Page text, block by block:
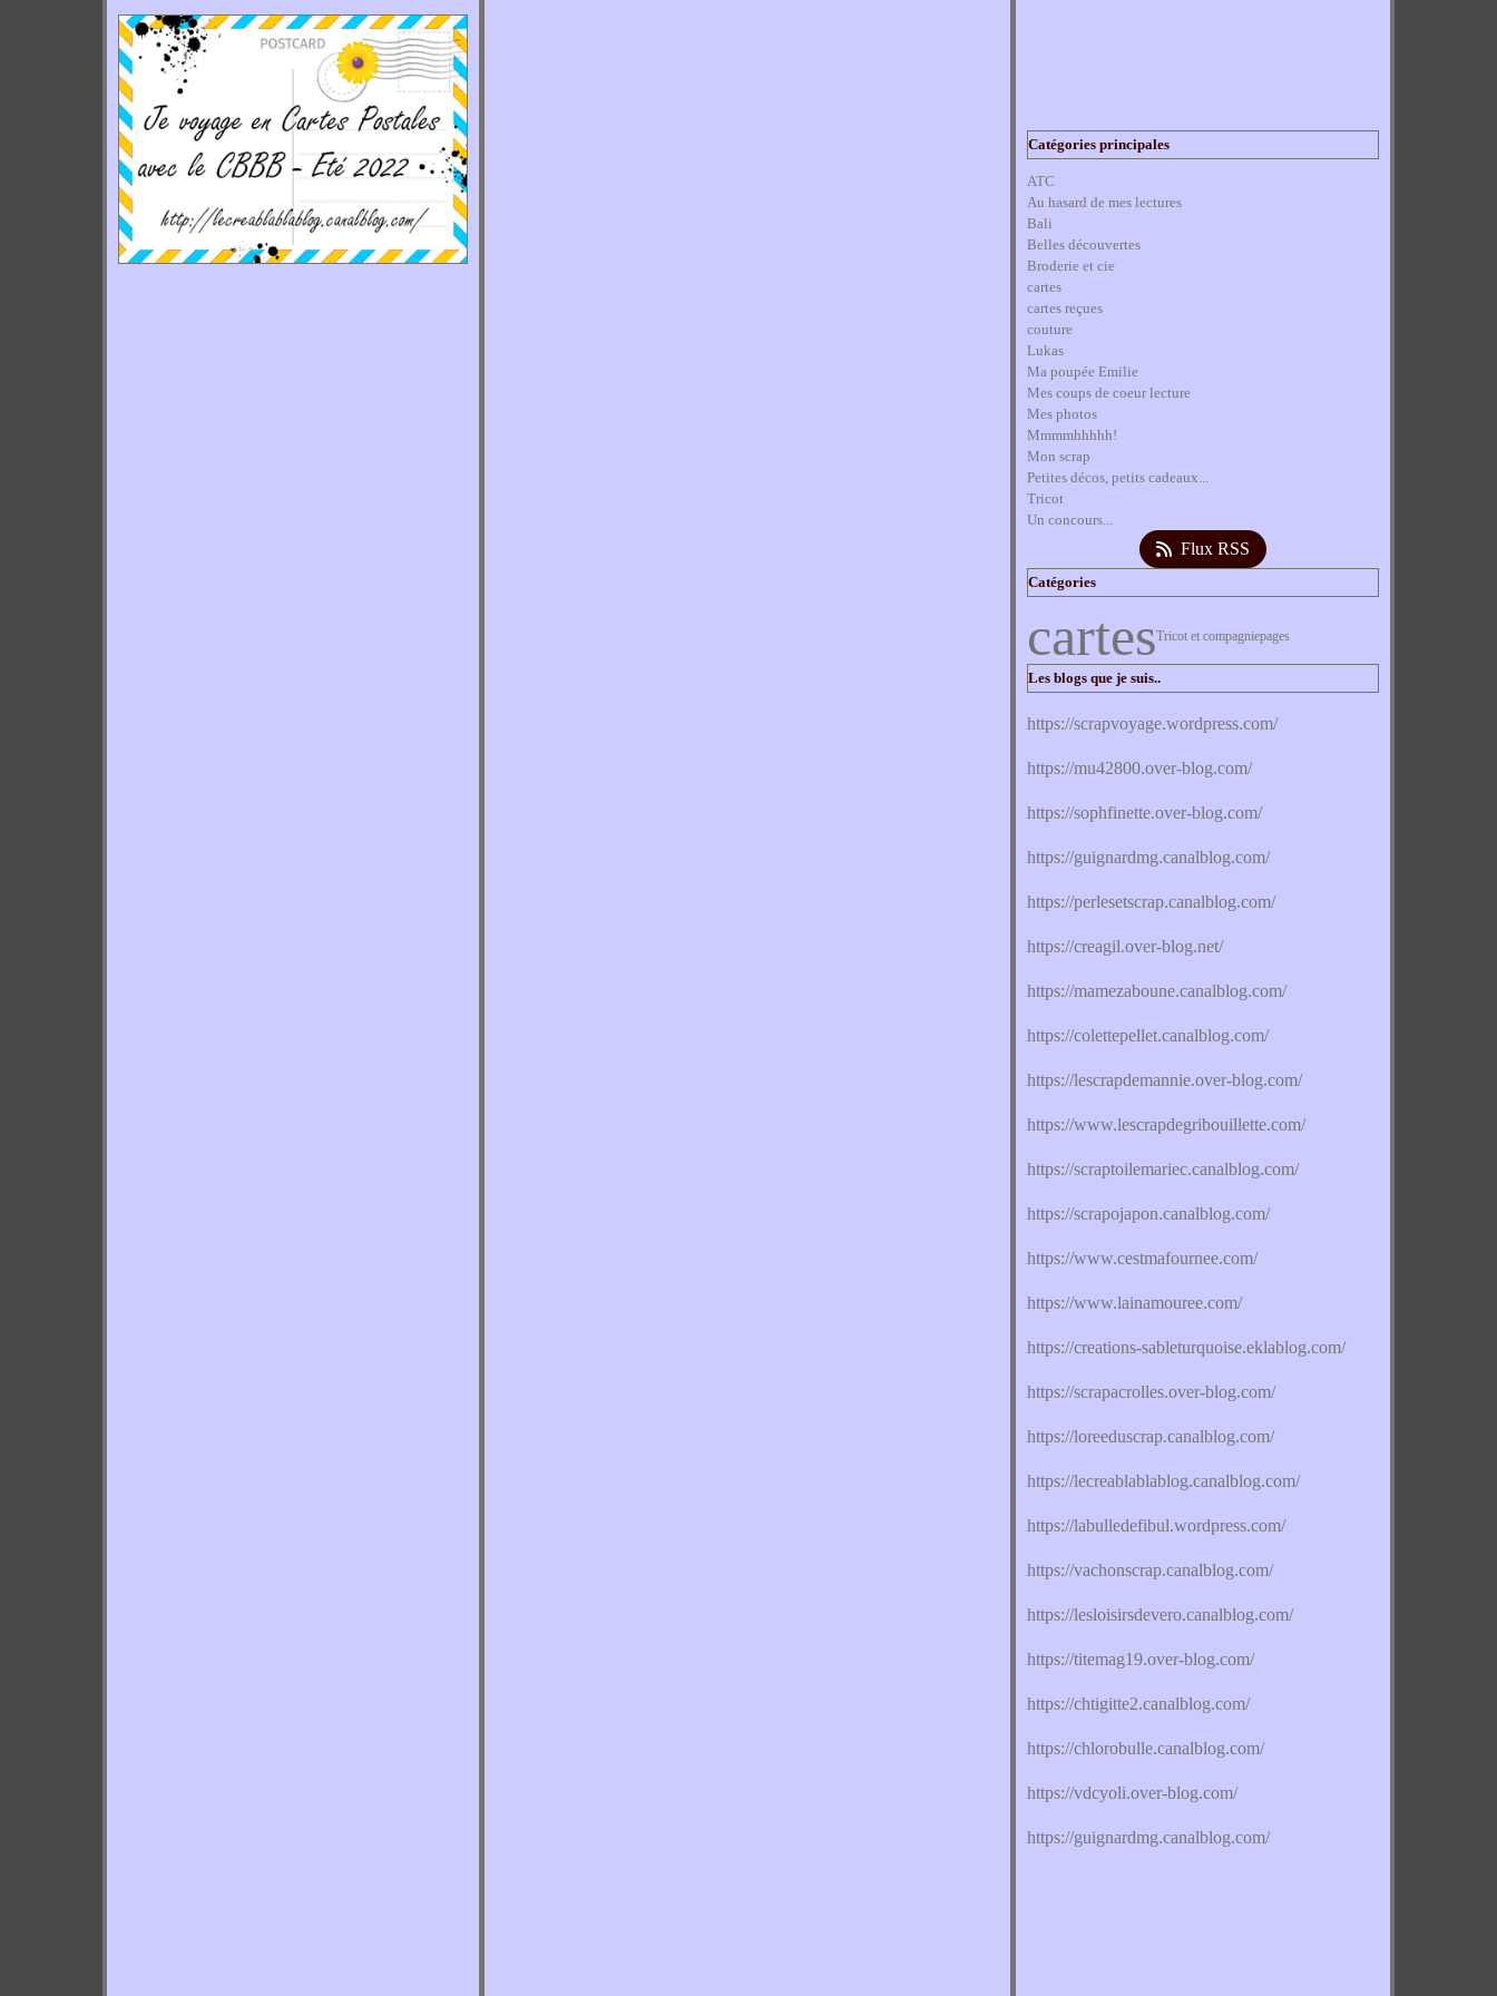
Catégories principales
ATC
Au hasard de mes lectures
Bali
Belles découvertes
Broderie et cie
cartes
cartes reçues
couture
Lukas
Ma poupée Emilie
Mes coups de coeur lecture
Mes photos
Mmmmhhhhh!
Mon scrap
Petites décos, petits cadeaux...
Tricot
Un concours...
Flux RSS
Catégories
cartesTricot et compagniepages
Les blogs que je suis..
https://scrapvoyage.wordpress.com/
https://mu42800.over-blog.com/
https://sophfinette.over-blog.com/
https://guignardmg.canalblog.com/
https://perlesetscrap.canalblog.com/
https://creagil.over-blog.net/
https://mamezaboune.canalblog.com/
https://colettepellet.canalblog.com/
https://lescrapdemannie.over-blog.com/
https://www.lescrapdegribouillette.com/
https://scraptoilemariec.canalblog.com/
https://scrapojapon.canalblog.com/
https://www.cestmafournee.com/
https://www.lainamouree.com/
https://creations-sableturquoise.eklablog.com/
https://scrapacrolles.over-blog.com/
https://loreeduscrap.canalblog.com/
https://lecreablablablog.canalblog.com/
https://labulledefibul.wordpress.com/
https://vachonscrap.canalblog.com/
https://lesloisirsdevero.canalblog.com/
https://titemag19.over-blog.com/
https://chtigitte2.canalblog.com/
https://chlorobulle.canalblog.com/
https://vdcyoli.over-blog.com/
https://guignardmg.canalblog.com/